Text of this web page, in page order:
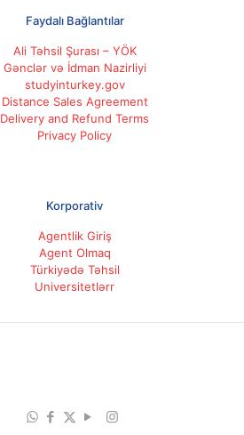
Faydalı Bağlantılar
Ali Təhsil Şurası – YÖK
Gənclər və İdman Nazirliyi
studyinturkey.gov
Distance Sales Agreement
Delivery and Refund Terms
Privacy Policy
Korporativ
Agentlik Giriş
Agent Olmaq
Türkiyədə Təhsil
Universitetlərr